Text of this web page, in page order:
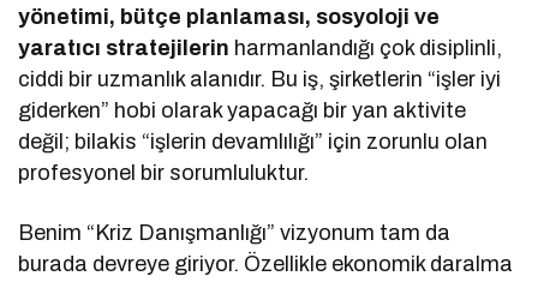
yönetimi, bütçe planlaması, sosyoloji ve
yaratıcı stratejilerin harmanlandığı çok disiplinli,
ciddi bir uzmanlık alanıdır. Bu iş, şirketlerin “işler iyi
giderken” hobi olarak yapacağı bir yan aktivite
değil; bilakis “işlerin devamlılığı” için zorunlu olan
profesyonel bir sorumluluktur.
Benim “Kriz Danışmanlığı” vizyonum tam da
burada devreye giriyor. Özellikle ekonomik daralma